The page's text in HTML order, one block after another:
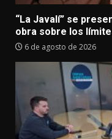
“La Javalí” se
obra sobre los
6 de agosto de 2026